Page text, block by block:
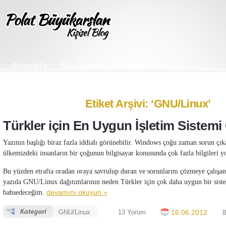
Anasayfa
Etiket Arşivi: ‘GNU/Linux’
Türkler için En Uygun İşletim Sistemi
Yazının başlığı biraz fazla iddialı görünebilir. Windows çoğu zaman sorun
ülkemizdeki insanların bir çoğunun bilgisayar konusunda çok fazla bilgileri
Bu yüzden etrafta oradan oraya savrulup duran ve sorunlarını çözmeye
yazıda GNU/Linux dağıtımlarının neden Türkler için çok daha uygun bir
bahsedeceğim. devamını okuyun »
GNU/Linux 13 Yorum 16.06.2012